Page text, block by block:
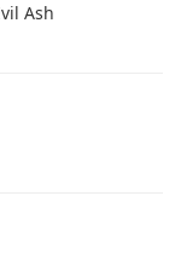
Ash